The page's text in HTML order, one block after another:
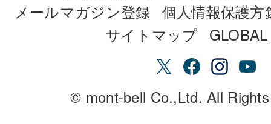
メールマガジン登録 個人情報保護方
サイトマップ
© mont-bell Co.,Ltd. All